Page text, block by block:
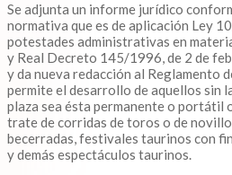
Se adjunta un informe jurídico
normativa que es de aplicación Ley
potestades administrativas en
y Real Decreto 145/1996, de 2 de
y da nueva redacción al Reglamento
permite el desarrollo de aquellos sin
plaza sea ésta permanente o portátil
trate de corridas de toros o de
becerradas, festivales taurinos con
y demás espectáculos taurinos.